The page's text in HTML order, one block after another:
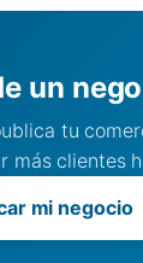
un
tu
más clientes
mi negocio